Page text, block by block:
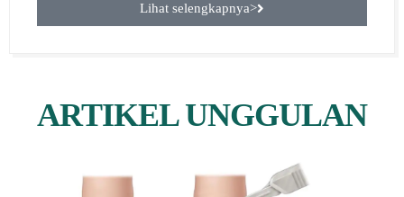
Lihat selengkapnya>
ARTIKEL UNGGULAN